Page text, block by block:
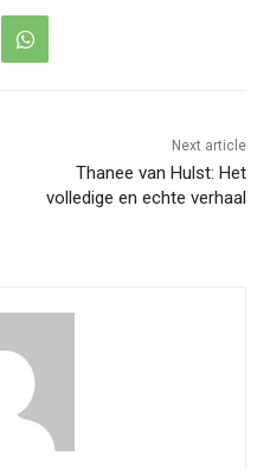
Next article
Thanee van Hulst: Het
volledige en echte verhaal